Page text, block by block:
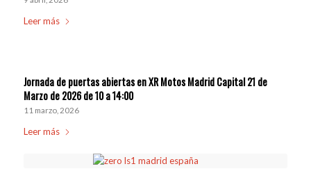
Leer más
Jornada de puertas abiertas en XR Motos Madrid Capital 21 de
Marzo de 2026 de 10 a 14:00
11 marzo, 2026
Leer más